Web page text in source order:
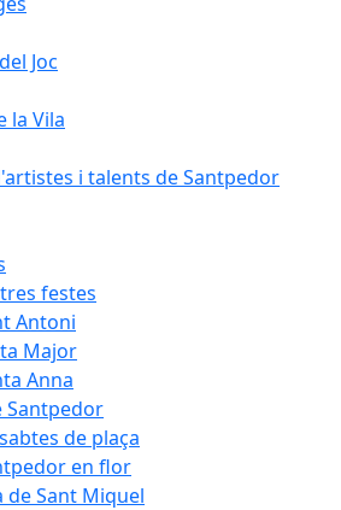
Joc
la Vila
i talents de Santpedor
festes
Antoni
Major
Anna
Santpedor
de plaça
en flor
de Sant Miquel